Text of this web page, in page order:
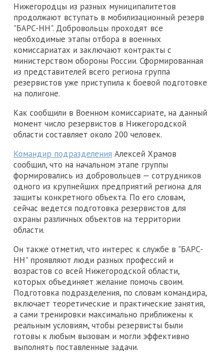
Нижегородцы из разных муниципалитетов
продолжают вступать в мобилизационный резерв
"БАРС-НН". Добровольцы проходят все
необходимые этапы отбора в военных
комиссариатах и заключают контракты с
министерством обороны России. Сформированная
из представителей всего региона группа
резервистов уже приступила к боевой подготовке
на полигоне.
Как сообщили в Военном комиссариате, на данный
момент число резервистов в Нижегородской
области составляет около 200 человек.
Командир подразделения Алексей Храмов
сообщил, что на начальном этапе группы
формировались из добровольцев — сотрудников
одного из крупнейших предприятий региона для
защиты конкретного объекта. По его словам,
сейчас ведется подготовка резервистов для
охраны различных объектов на территории
области.
Он также отметил, что интерес к службе в "БАРС-
НН" проявляют люди разных профессий и
возрастов со всей Нижегородской области,
которых объединяет желание помочь своим.
Подготовка подразделения, по словам командира,
включает теоретические и практические занятия,
а сами тренировки максимально приближены к
реальным условиям, чтобы резервисты были
готовы к любым вызовам и могли эффективно
выполнять поставленные задачи.